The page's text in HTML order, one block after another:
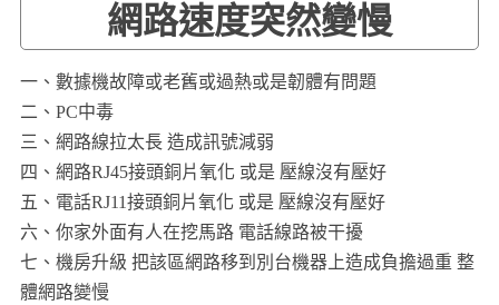
網路速度突然變慢
一、數據機故障或老舊或過熱或是韌體有問題
二、PC中毒
三、網路線拉太長 造成訊號減弱
四、網路RJ45接頭銅片氧化 或是 壓線沒有壓好
五、電話RJ11接頭銅片氧化 或是 壓線沒有壓好
六、你家外面有人在挖馬路 電話線路被干擾
七、機房升級 把該區網路移到別台機器上造成負擔過重 整
體網路變慢